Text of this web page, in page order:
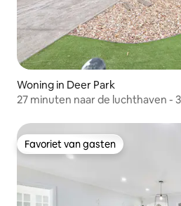
Woning in Deer Park
27 minuten naar de luchthaven -
Favoriet van gasten
Favoriet van gasten